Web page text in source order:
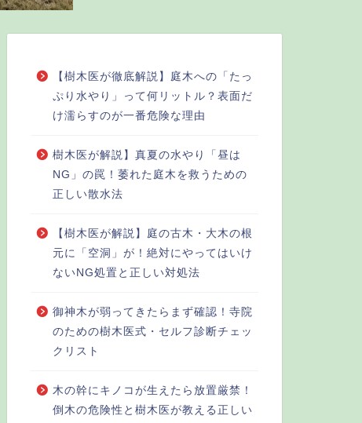
【樹木医が徹底解説】庭木への「たっ
ぷり水やり」って何リットル？表面だ
け濡らすのが一番危険な理由
樹木医が解説】真夏の水やり「昼は
NG」の罠！萎れた庭木を救うための
正しい散水法
【樹木医が解説】庭の古木・大木の根
元に「空洞」が！絶対にやってはいけ
ないNG処置と正しい対処法
御神木が弱ってきたらまず確認！寺院
のための樹木医式・セルフ診断チェッ
クリスト
木の幹にキノコが生えたら放置厳禁！
倒木の危険性と樹木医が教える正しい